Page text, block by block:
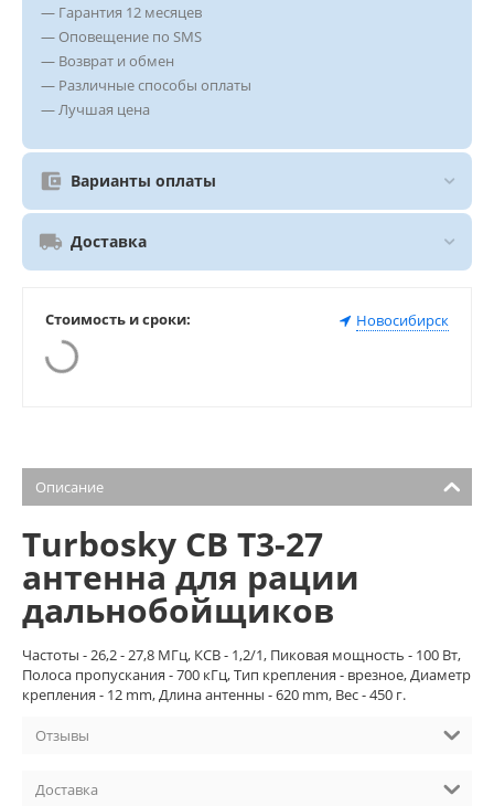
— Гарантия 12 месяцев
— Оповещение по SMS
— Возврат и обмен
— Различные способы оплаты
— Лучшая цена
Варианты оплаты
Доставка
Стоимость и сроки: Новосибирск
Описание
Turbosky CB T3-27
антенна для рации
дальнобойщиков
Частоты - 26,2 - 27,8 МГц, КСВ - 1,2/1, Пиковая мощность - 100 Вт,
Полоса пропускания - 700 кГц, Тип крепления - врезное, Диаметр
крепления - 12 mm, Длина антенны - 620 mm, Вес - 450 г.
Отзывы
Доставка